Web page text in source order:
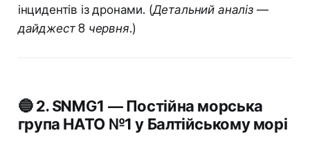
інцидентів із дронами. (Детальний аналіз —
дайджест 8 червня.)
🔵 2. SNMG1 — Постійна морська
група НАТО №1 у Балтійському морі